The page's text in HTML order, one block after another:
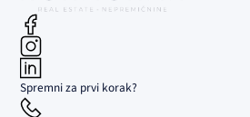
Spremni za prvi korak?